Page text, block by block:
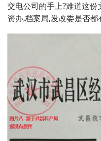
交电公司的手上?难道这份
资办,档案局,发改委是否都